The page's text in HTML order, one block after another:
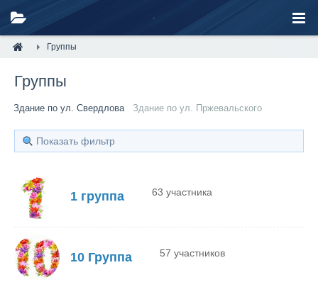
Группы
Группы
Здание по ул. Свердлова Здание по ул. Пржевальского
Показать фильтр
1 группа 63 участника
10 Группа 57 участников